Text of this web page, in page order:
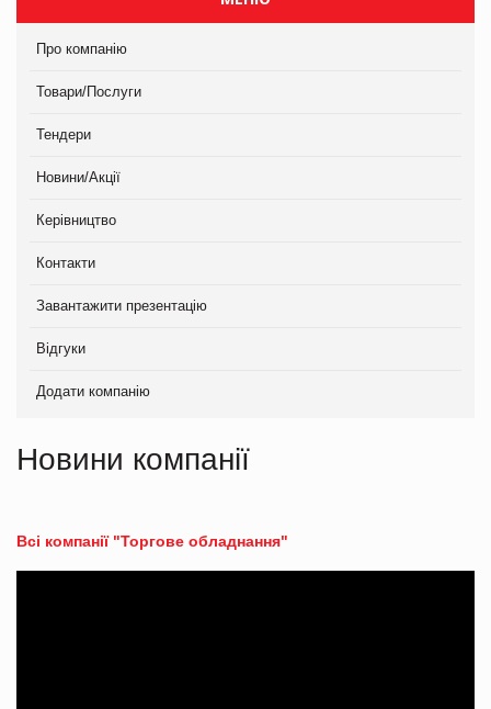
Про компанію
Товари/Послуги
Тендери
Новини/Акції
Керівництво
Контакти
Завантажити презентацію
Відгуки
Додати компанію
Новини компанії
Всі компанії "Торгове обладнання"